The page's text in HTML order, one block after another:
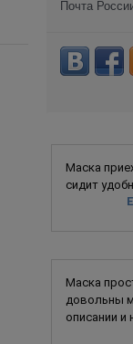
Почта
Маска
сидит
Маска
довольны
описании и